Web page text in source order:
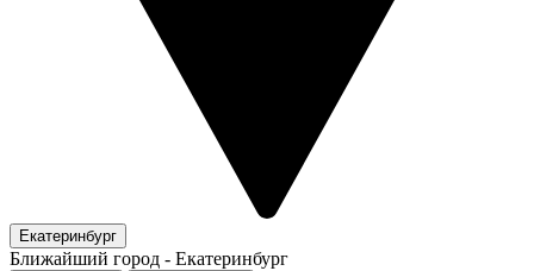
Екатеринбург
Ближайший город - Екатеринбург